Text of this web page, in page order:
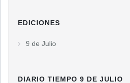
EDICIONES
9 de Julio
DIARIO TIEMPO 9 DE JULIO